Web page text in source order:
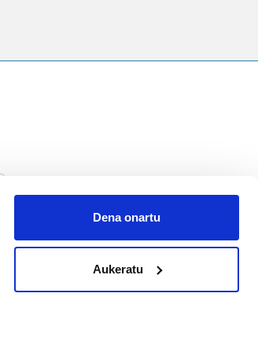
Dena onartu
Aukeratu